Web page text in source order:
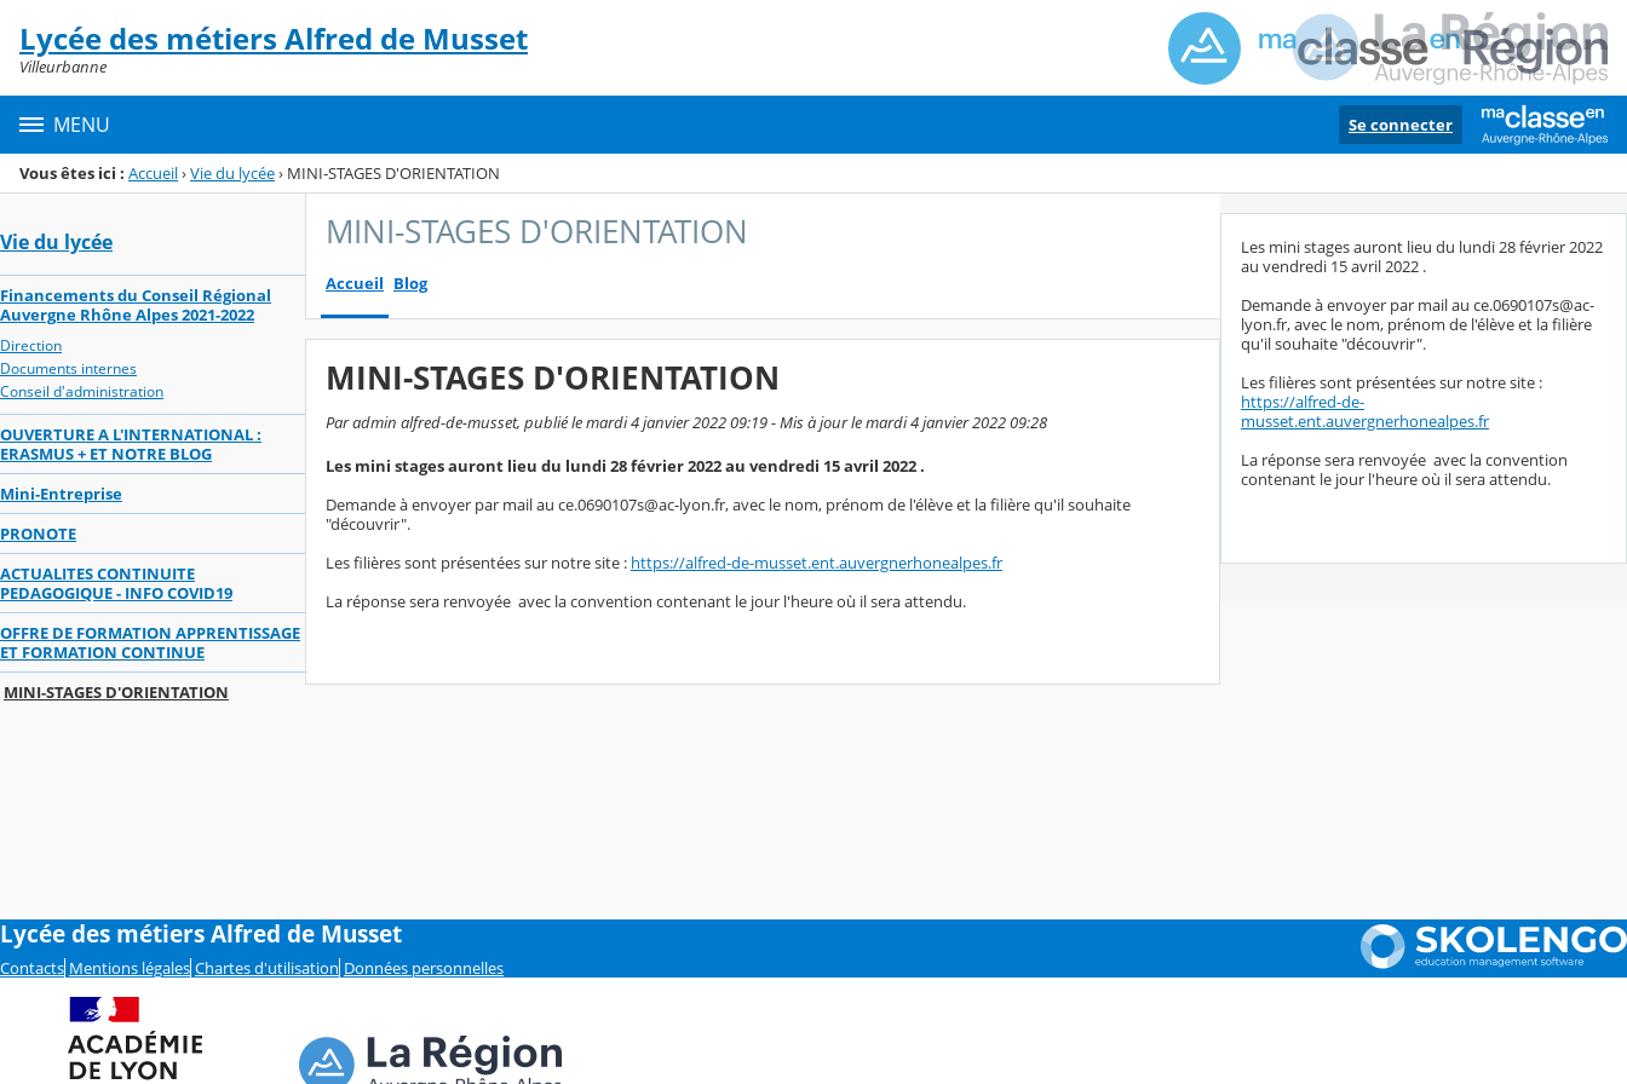
Menu de la rubrique
Contenu
Lycée des métiers Alfred de Musset
Villeurbanne
MENU Se connecter
Vous êtes ici : Accueil›Vie du lycée› MINI-STAGES D'ORIENTATION
Vie du lycée
Financements du Conseil Régional
Auvergne Rhône Alpes 2021-2022
Direction
Documents internes
Conseil d'administration
OUVERTURE A L'INTERNATIONAL :
ERASMUS + ET NOTRE BLOG
Mini-Entreprise
PRONOTE
ACTUALITES CONTINUITE
PEDAGOGIQUE - INFO COVID19
OFFRE DE FORMATION APPRENTISSAGE
ET FORMATION CONTINUE
MINI-STAGES D'ORIENTATION
MINI-STAGES D'ORIENTATION
Accueil Blog
MINI-STAGES D'ORIENTATION
Par admin alfred-de-musset, publié le mardi 4 janvier 2022 09:19 - Mis à jour le mardi 4 janvier 2022 09:28
Les mini stages auront lieu du lundi 28 février 2022 au vendredi 15 avril 2022 .
Demande à envoyer par mail au ce.0690107s@ac-lyon.fr, avec le nom, prénom de l'élève et la filière qu'il souhaite
"découvrir".
Les filières sont présentées sur notre site : https://alfred-de-musset.ent.auvergnerhonealpes.fr
La réponse sera renvoyée avec la convention contenant le jour l'heure où il sera attendu.
Les mini stages auront lieu du lundi 28 février 2022
au vendredi 15 avril 2022 .
Demande à envoyer par mail au ce.0690107s@ac-
lyon.fr, avec le nom, prénom de l'élève et la filière
qu'il souhaite "découvrir".
Les filières sont présentées sur notre site :
https://alfred-de-
musset.ent.auvergnerhonealpes.fr
La réponse sera renvoyée avec la convention
contenant le jour l'heure où il sera attendu.
Lycée des métiers Alfred de Musset
Contacts Mentions légales Chartes d'utilisation Données personnelles